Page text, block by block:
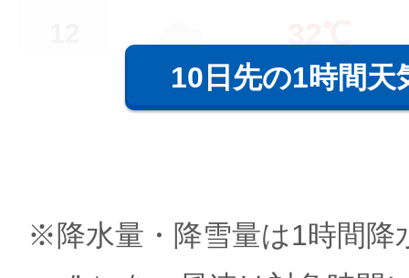
10日先の1時間天
※降水量・降雪量は1時間降